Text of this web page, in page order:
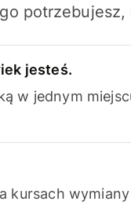
potrzebujesz,
jesteś.
w jednym
kursach